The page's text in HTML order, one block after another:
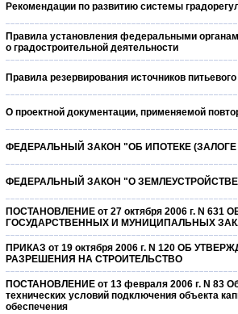
Рекомендации по развитию системы
Правила установления федеральными
о градостроительной деятельности
Правила резервирования источников
О проектной документации, применяемой
ФЕДЕРАЛЬНЫЙ ЗАКОН "ОБ ИПОТЕКЕ (ЗАЛОГЕ
ФЕДЕРАЛЬНЫЙ ЗАКОН "О ЗЕМЛЕУСТРОЙСТВЕ"
ПОСТАНОВЛЕНИЕ от 27 октября 2006 г. N
ГОСУДАРСТВЕННЫХ И МУНИЦИПАЛЬНЫХ
ПРИКАЗ от 19 октября 2006 г. N 120 ОБ
РАЗРЕШЕНИЯ НА СТРОИТЕЛЬСТВО
ПОСТАНОВЛЕНИЕ от 13 февраля 2006 г. N 83
технических условий подключения объекта
обеспечения